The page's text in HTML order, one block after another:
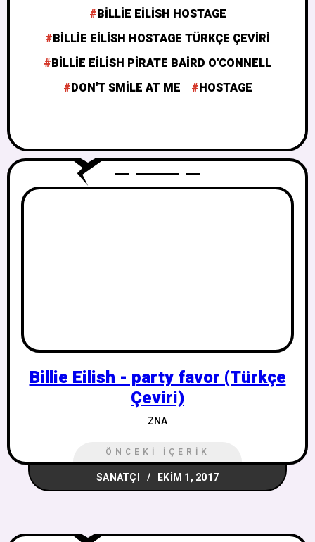
BILLIE EILISH HOSTAGE
BILLIE EILISH HOSTAGE TÜRKÇE ÇEVIRI
BILLIE EILISH PIRATE BAIRD O'CONNELL
DON'T SMILE AT ME
HOSTAGE
Billie Eilish - party favor (Türkçe
Çeviri)
ZNA
ÖNCEKI İÇERIK
SANATÇI EKIM 1, 2017